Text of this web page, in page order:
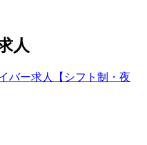
人
バー求人【シフト制・夜